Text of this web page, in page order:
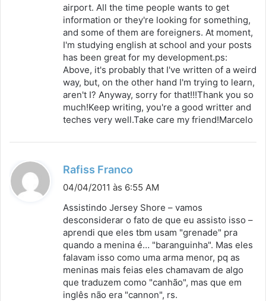
:
airport. All the time people wants to get
information or they're looking for something,
and some of them are foreigners. At moment,
I'm studying english at school and your posts
has been great for my development.ps:
Above, it's probably that I've written of a weird
way, but, on the other hand I'm trying to learn,
aren't I? Anyway, sorry for that!!!Thank you so
much!Keep writing, you're a good writter and
teches very well.Take care my friend!Marcelo
Rafiss Franco
i
s
e
:
04/04/2011 às 6:55 AM
Assistindo Jersey Shore – vamos
desconsiderar o fato de que eu assisto isso –
aprendi que eles tbm usam "grenade" pra
quando a menina é… "baranguinha". Mas eles
falavam isso como uma arma menor, pq as
meninas mais feias eles chamavam de algo
que traduzem como "canhão", mas que em
inglês não era "cannon", rs.